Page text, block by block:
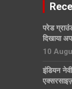
परेड
दिखाया
10
इंडियन